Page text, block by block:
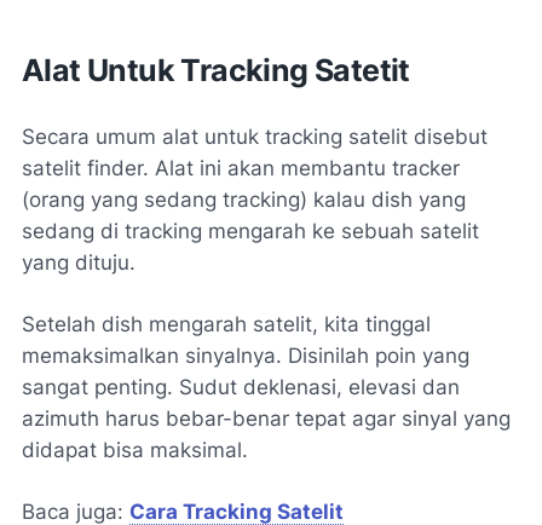
Alat Untuk Tracking Satetit
Secara umum alat untuk tracking satelit disebut
satelit finder. Alat ini akan membantu tracker
(orang yang sedang tracking) kalau dish yang
sedang di tracking mengarah ke sebuah satelit
yang dituju.
Setelah dish mengarah satelit, kita tinggal
memaksimalkan sinyalnya. Disinilah poin yang
sangat penting. Sudut deklenasi, elevasi dan
azimuth harus bebar-benar tepat agar sinyal yang
didapat bisa maksimal.
Baca juga: Cara Tracking Satelit